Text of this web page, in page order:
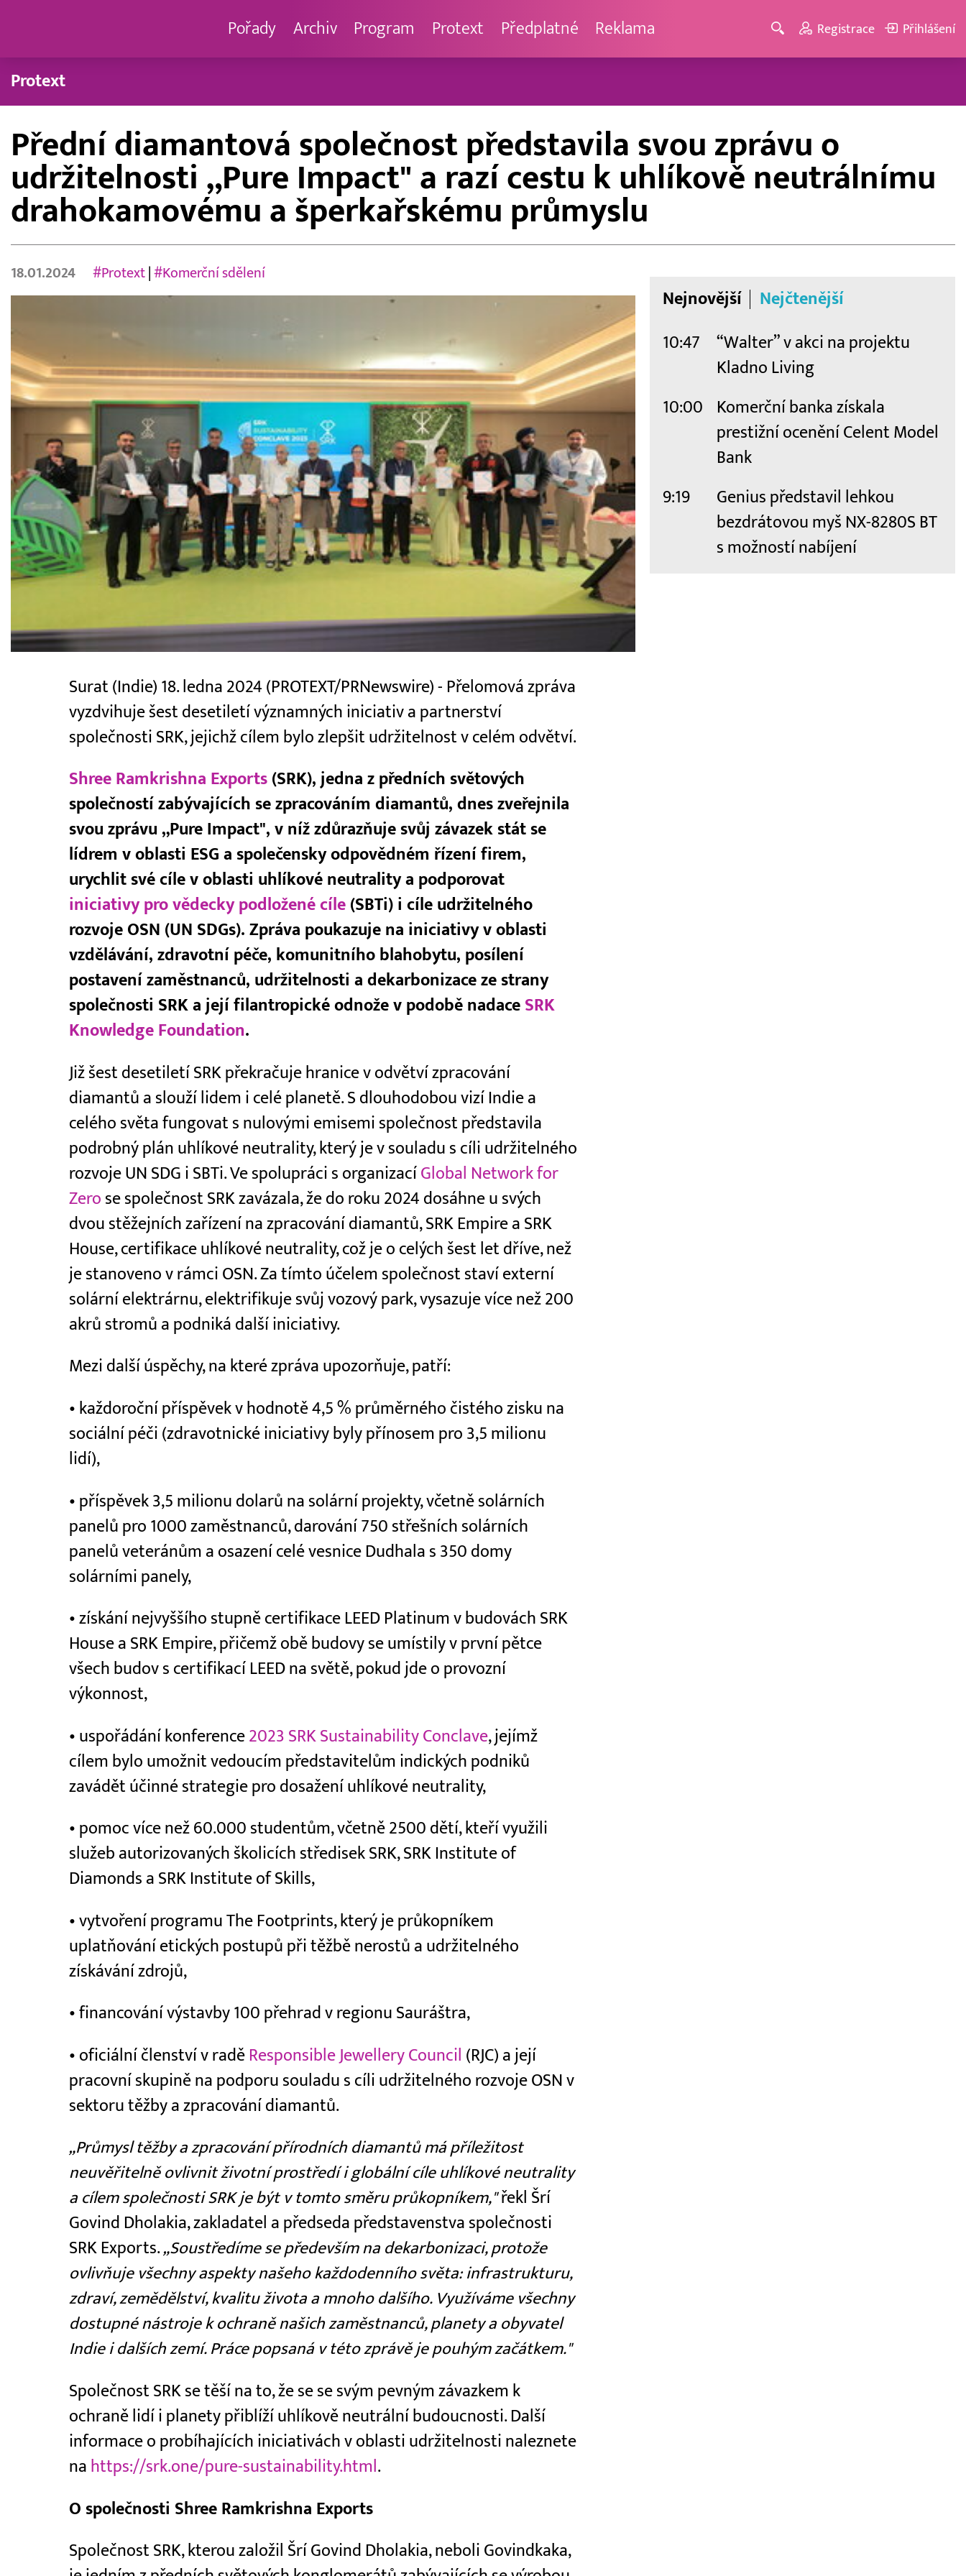
Pořady Archiv Program Protext Předplatné Reklama Registrace Přihlášení
Protext
Přední diamantová společnost představila svou zprávu o
udržitelnosti „Pure Impact" a razí cestu k uhlíkově neutrálnímu
drahokamovému a šperkařskému průmyslu
18.01.2024 #Protext| #Komerční sdělení
Surat (Indie) 18. ledna 2024 (PROTEXT/PRNewswire) - Přelomová zpráva
vyzdvihuje šest desetiletí významných iniciativ a partnerství
společnosti SRK, jejichž cílem bylo zlepšit udržitelnost v celém odvětví.
Shree Ramkrishna Exports (SRK), jedna z předních světových
společností zabývajících se zpracováním diamantů, dnes zveřejnila
svou zprávu „Pure Impact", v níž zdůrazňuje svůj závazek stát se
lídrem v oblasti ESG a společensky odpovědném řízení firem,
urychlit své cíle v oblasti uhlíkové neutrality a podporovat
iniciativy pro vědecky podložené cíle (SBTi) i cíle udržitelného
rozvoje OSN (UN SDGs). Zpráva poukazuje na iniciativy v oblasti
vzdělávání, zdravotní péče, komunitního blahobytu, posílení
postavení zaměstnanců, udržitelnosti a dekarbonizace ze strany
společnosti SRK a její filantropické odnože v podobě nadace SRK
Knowledge Foundation.
Již šest desetiletí SRK překračuje hranice v odvětví zpracování
diamantů a slouží lidem i celé planetě. S dlouhodobou vizí Indie a
celého světa fungovat s nulovými emisemi společnost představila
podrobný plán uhlíkové neutrality, který je v souladu s cíli udržitelného
rozvoje UN SDG i SBTi. Ve spolupráci s organizací Global Network for
Zero se společnost SRK zavázala, že do roku 2024 dosáhne u svých
dvou stěžejních zařízení na zpracování diamantů, SRK Empire a SRK
House, certifikace uhlíkové neutrality, což je o celých šest let dříve, než
je stanoveno v rámci OSN. Za tímto účelem společnost staví externí
solární elektrárnu, elektrifikuje svůj vozový park, vysazuje více než 200
akrů stromů a podniká další iniciativy.
Mezi další úspěchy, na které zpráva upozorňuje, patří:
• každoroční příspěvek v hodnotě 4,5 % průměrného čistého zisku na
sociální péči (zdravotnické iniciativy byly přínosem pro 3,5 milionu
lidí),
• příspěvek 3,5 milionu dolarů na solární projekty, včetně solárních
panelů pro 1000 zaměstnanců, darování 750 střešních solárních
panelů veteránům a osazení celé vesnice Dudhala s 350 domy
solárními panely,
• získání nejvyššího stupně certifikace LEED Platinum v budovách SRK
House a SRK Empire, přičemž obě budovy se umístily v první pětce
všech budov s certifikací LEED na světě, pokud jde o provozní
výkonnost,
• uspořádání konference 2023 SRK Sustainability Conclave, jejímž
cílem bylo umožnit vedoucím představitelům indických podniků
zavádět účinné strategie pro dosažení uhlíkové neutrality,
• pomoc více než 60.000 studentům, včetně 2500 dětí, kteří využili
služeb autorizovaných školicích středisek SRK, SRK Institute of
Diamonds a SRK Institute of Skills,
• vytvoření programu The Footprints, který je průkopníkem
uplatňování etických postupů při těžbě nerostů a udržitelného
získávání zdrojů,
• financování výstavby 100 přehrad v regionu Sauráštra,
• oficiální členství v radě Responsible Jewellery Council (RJC) a její
pracovní skupině na podporu souladu s cíli udržitelného rozvoje OSN v
sektoru těžby a zpracování diamantů.
„Průmysl těžby a zpracování přírodních diamantů má příležitost
neuvěřitelně ovlivnit životní prostředí i globální cíle uhlíkové neutrality
a cílem společnosti SRK je být v tomto směru průkopníkem,"řekl Šrí
Govind Dholakia, zakladatel a předseda představenstva společnosti
SRK Exports.„Soustředíme se především na dekarbonizaci, protože
ovlivňuje všechny aspekty našeho každodenního světa: infrastrukturu,
zdraví, zemědělství, kvalitu života a mnoho dalšího. Využíváme všechny
dostupné nástroje k ochraně našich zaměstnanců, planety a obyvatel
Indie i dalších zemí. Práce popsaná v této zprávě je pouhým začátkem."
Společnost SRK se těší na to, že se se svým pevným závazkem k
ochraně lidí i planety přiblíží uhlíkově neutrální budoucnosti. Další
informace o probíhajících iniciativách v oblasti udržitelnosti naleznete
na https://srk.one/pure-sustainability.html.
O společnosti Shree Ramkrishna Exports
Společnost SRK, kterou založil Šrí Govind Dholakia, neboli Govindkaka,
Nejnovější Nejčtenější
10:47
“Walter” v akci na projektu
Kladno Living
10:00
Komerční banka získala
prestižní ocenění Celent Model
Bank
9:19
Genius představil lehkou
bezdrátovou myš NX-8280S BT
s možností nabíjení